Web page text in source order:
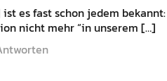
es fast schon jedem
nicht mehr “in unserem […]